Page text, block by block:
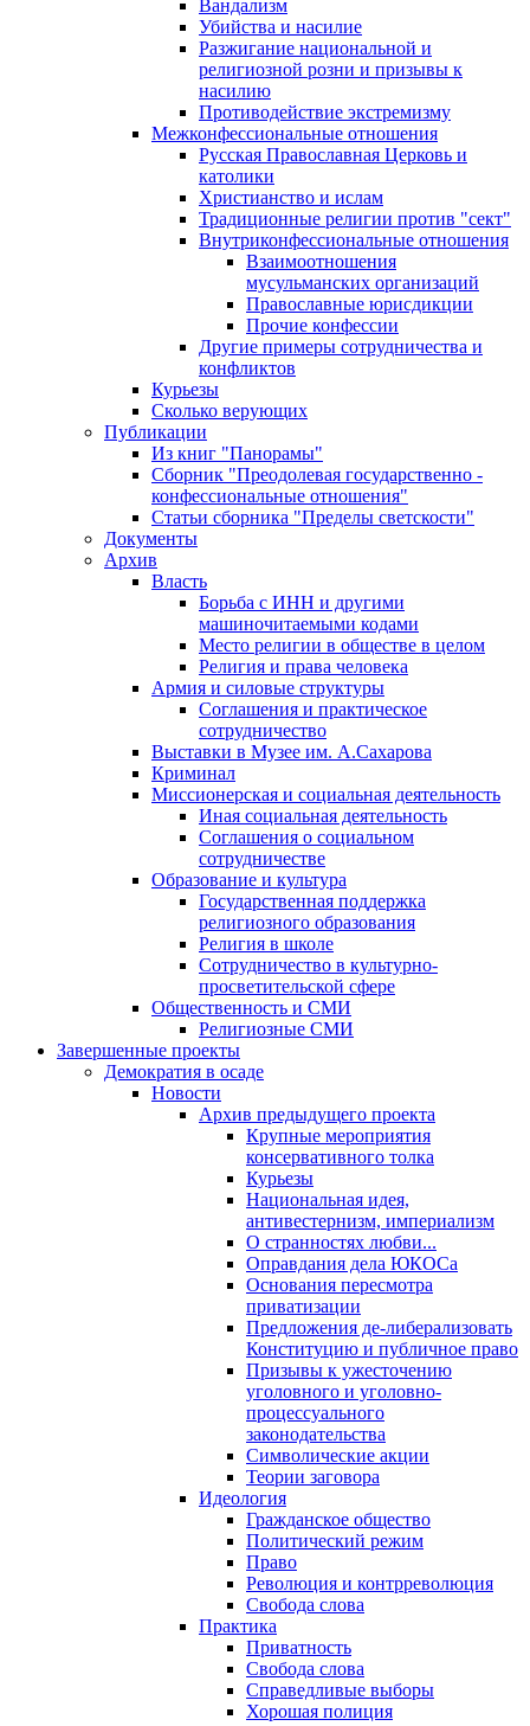
Вандализм
Убийства и насилие
Разжигание национальной и
религиозной розни и призывы к
насилию
Противодействие экстремизму
Межконфессиональные отношения
Русская Православная Церковь и
католики
Христианство и ислам
Традиционные религии против "сект"
Внутриконфессиональные отношения
Взаимоотношения
мусульманских организаций
Православные юрисдикции
Прочие конфессии
Другие примеры сотрудничества и
конфликтов
Курьезы
Сколько верующих
Публикации
Из книг "Панорамы"
Сборник "Преодолевая государственно -
конфессиональные отношения"
Статьи сборника "Пределы светскости"
Документы
Архив
Власть
Борьба с ИНН и другими
машиночитаемыми кодами
Место религии в обществе в целом
Религия и права человека
Армия и силовые структуры
Соглашения и практическое
сотрудничество
Выставки в Музее им. А.Сахарова
Криминал
Миссионерская и социальная деятельность
Иная социальная деятельность
Соглашения о социальном
сотрудничестве
Образование и культура
Государственная поддержка
религиозного образования
Религия в школе
Сотрудничество в культурно-
просветительской сфере
Общественность и СМИ
Религиозные СМИ
Завершенные проекты
Демократия в осаде
Новости
Архив предыдущего проекта
Крупные мероприятия
консервативного толка
Курьезы
Национальная идея,
антивестернизм, империализм
О странностях любви...
Оправдания дела ЮКОСа
Основания пересмотра
приватизации
Предложения де-либерализовать
Конституцию и публичное право
Призывы к ужесточению
уголовного и уголовно-
процессуального
законодательства
Символические акции
Теории заговора
Идеология
Гражданское общество
Политический режим
Право
Революция и контрреволюция
Свобода слова
Практика
Приватность
Свобода слова
Справедливые выборы
Хорошая полиция